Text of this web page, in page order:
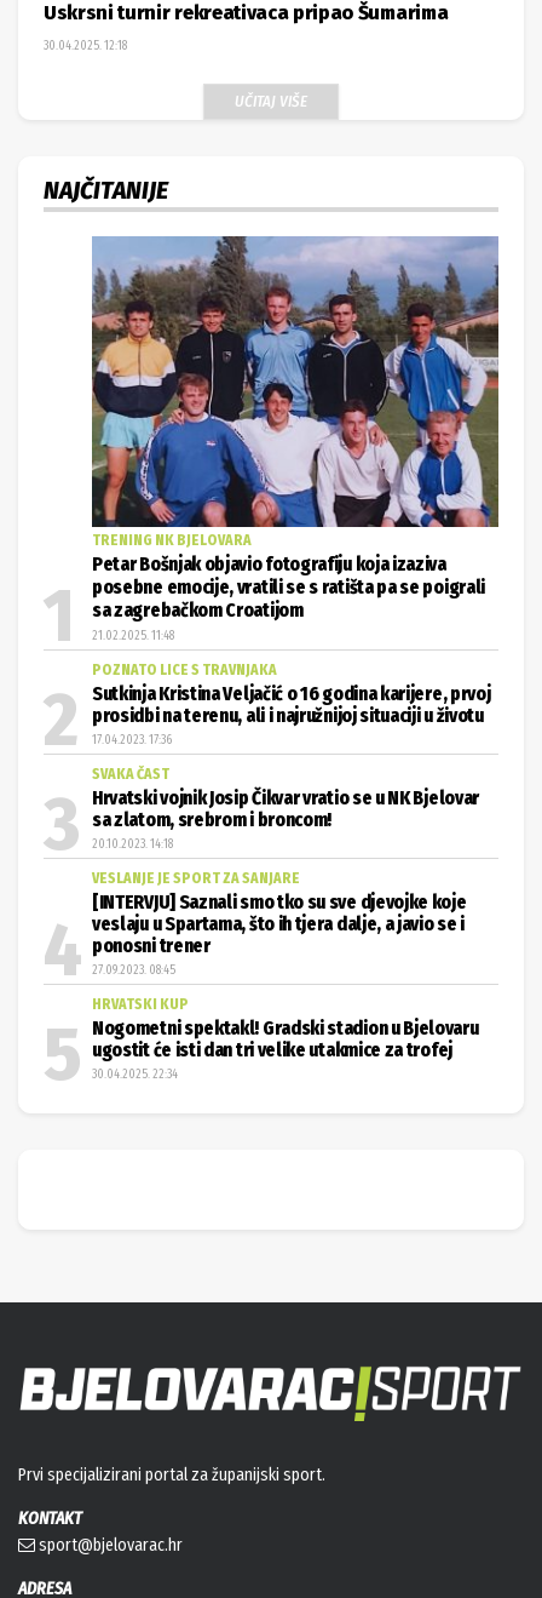
Uskrsni turnir rekreativaca pripao Šumarima
30.04.2025. 12:18
UČITAJ VIŠE
NAJČITANIJE
TRENING NK BJELOVARA
Petar Bošnjak objavio fotografiju koja izaziva
posebne emocije, vratili se s ratišta pa se poigrali
sa zagrebačkom Croatijom
21.02.2025. 11:48
POZNATO LICE S TRAVNJAKA
Sutkinja Kristina Veljačić o 16 godina karijere, prvoj
prosidbi na terenu, ali i najružnijoj situaciji u životu
17.04.2023. 17:36
SVAKA ČAST
Hrvatski vojnik Josip Čikvar vratio se u NK Bjelovar
sa zlatom, srebrom i broncom!
20.10.2023. 14:18
VESLANJE JE SPORT ZA SANJARE
[INTERVJU] Saznali smo tko su sve djevojke koje
veslaju u Spartama, što ih tjera dalje, a javio se i
ponosni trener
27.09.2023. 08:45
HRVATSKI KUP
Nogometni spektakl! Gradski stadion u Bjelovaru
ugostit će isti dan tri velike utakmice za trofej
30.04.2025. 22:34
Prvi specijalizirani portal za županijski sport.
KONTAKT
sport@bjelovarac.hr
ADRESA